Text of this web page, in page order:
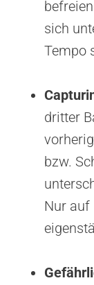
sich
Tempo
dritter
bzw.
Nur auf